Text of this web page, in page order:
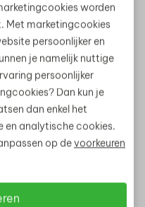
Tegels laten
leggen?
Ook dat kunnen wij
voor jou doen!
Meer informatie
worden
Met marketingcookies
persoonlijker en
je namelijk nuttige
persoonlijker
Dan kun je
dan enkel het
en analytische cookies.
op devoorkeuren